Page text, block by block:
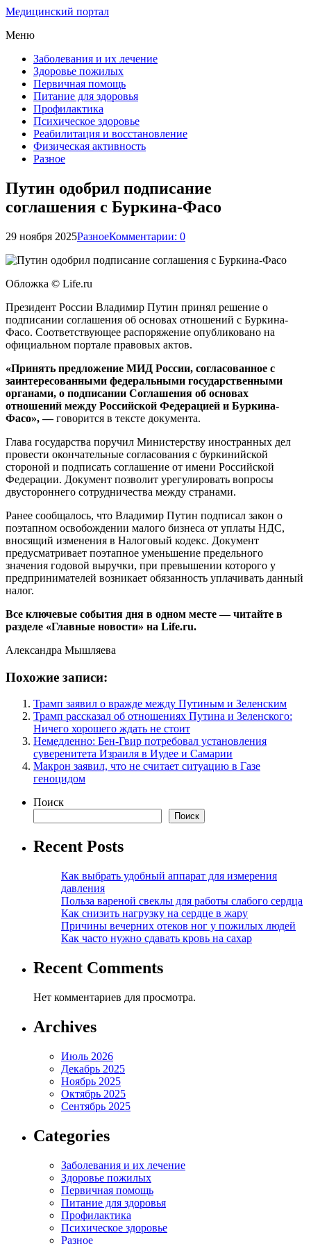
Медицинский портал
Меню
Заболевания и их лечение
Здоровье пожилых
Первичная помощь
Питание для здоровья
Профилактика
Психическое здоровье
Реабилитация и восстановление
Физическая активность
Разное
Путин одобрил подписание
соглашения с Буркина-Фасо
29 ноября 2025РазноеКомментарии: 0
Обложка © Life.ru
Президент России Владимир Путин принял решение о
подписании соглашения об основах отношений с Буркина-
Фасо. Соответствующее распоряжение опубликовано на
официальном портале правовых актов.
«Принять предложение МИД России, согласованное с
заинтересованными федеральными государственными
органами, о подписании Соглашения об основах
отношений между Российской Федерацией и Буркина-
Фасо», —говорится в тексте документа.
Глава государства поручил Министерству иностранных дел
провести окончательные согласования с буркинийской
стороной и подписать соглашение от имени Российской
Федерации. Документ позволит урегулировать вопросы
двустороннего сотрудничества между странами.
Ранее сообщалось, что Владимир Путин подписал закон о
поэтапном освобождении малого бизнеса от уплаты НДС,
вносящий изменения в Налоговый кодекс. Документ
предусматривает поэтапное уменьшение предельного
значения годовой выручки, при превышении которого у
предпринимателей возникает обязанность уплачивать данный
налог.
Все ключевые события дня в одном месте — читайте в
разделе «Главные новости» на Life.ru.
Александра Мышляева
Похожие записи:
Трамп заявил о вражде между Путиным и Зеленским
Трамп рассказал об отношениях Путина и Зеленского:
Ничего хорошего ждать не стоит
Немедленно: Бен-Гвир потребовал установления
суверенитета Израиля в Иудее и Самарии
Макрон заявил, что не считает ситуацию в Газе
геноцидом
Поиск
Поиск
Recent Posts
Как выбрать удобный аппарат для измерения
давления
Польза вареной свеклы для работы слабого сердца
Как снизить нагрузку на сердце в жару
Причины вечерних отеков ног у пожилых людей
Как часто нужно сдавать кровь на сахар
Recent Comments
Нет комментариев для просмотра.
Archives
Июль 2026
Декабрь 2025
Ноябрь 2025
Октябрь 2025
Сентябрь 2025
Categories
Заболевания и их лечение
Здоровье пожилых
Первичная помощь
Питание для здоровья
Профилактика
Психическое здоровье
Разное